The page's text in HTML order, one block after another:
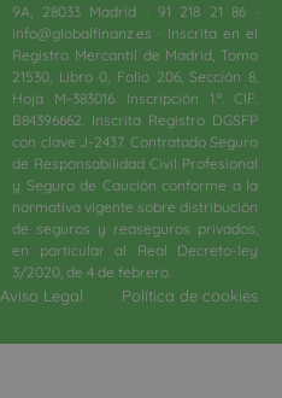
9A, 28033 Madrid · 91 218 21 86 ·
info@globalfinanz.es · Inscrita en el
Registro Mercantil de Madrid, Tomo
21530, Libro 0, Folio 206, Sección 8,
Hoja M-383016. Inscripción 1.ª. CIF.
B84396662. Inscrita Registro DGSFP
con clave J-2437. Contratado Seguro
de Responsabilidad Civil Profesional
y Seguro de Caución conforme a la
normativa vigente sobre distribución
de seguros y reaseguros privados,
en particular al Real Decreto-ley
3/2020, de 4 de febrero.​
Aviso Legal Política de cookies